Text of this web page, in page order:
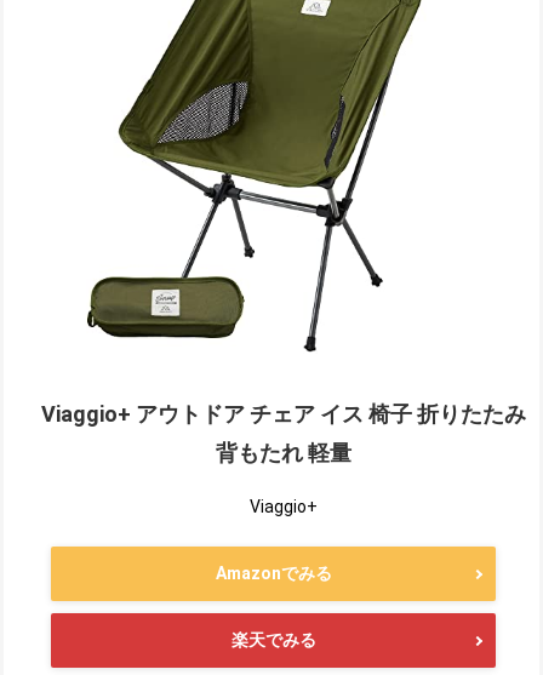
Viaggio+ アウトドア チェア イス 椅子 折りたたみ
背もたれ 軽量
Viaggio+
Amazonでみる
楽天でみる